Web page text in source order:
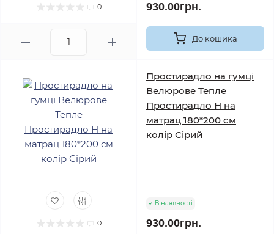
0 930.00грн.
До кошика
0
Простирадло на гумці
Велюрове Тепле
Простирадло Н на
матрац 180*200 см
колір Сірий
В наявності
930.00грн.